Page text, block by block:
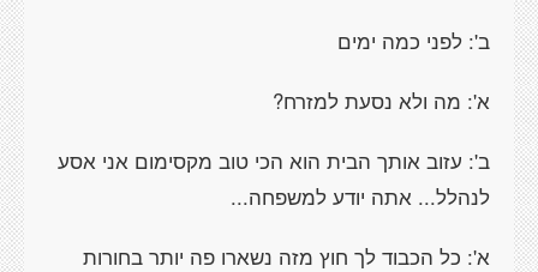
ב': לפני כמה ימים
א': מה ולא נסעת למזרח?
ב': עזוב אותך הבית הוא הכי טוב מקסימום אני אסע
לנהלל... אתה יודע למשפחה...
א': כל הכבוד לך חוץ מזה נשארו פה יותר בחורות